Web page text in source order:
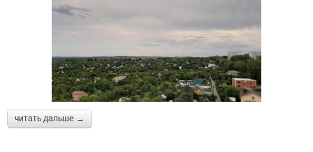
читать дальше →